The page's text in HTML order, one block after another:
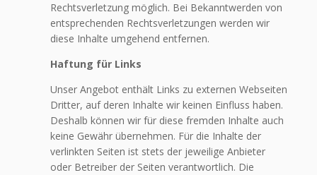
Rechtsverletzung möglich. Bei Bekanntwerden von
entsprechenden Rechtsverletzungen werden wir
diese Inhalte umgehend entfernen.
Haftung für Links
Unser Angebot enthält Links zu externen Webseiten
Dritter, auf deren Inhalte wir keinen Einfluss haben.
Deshalb können wir für diese fremden Inhalte auch
keine Gewähr übernehmen. Für die Inhalte der
verlinkten Seiten ist stets der jeweilige Anbieter
oder Betreiber der Seiten verantwortlich. Die